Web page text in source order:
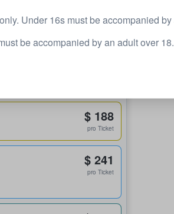
$ 175
$ 188
pro Ticket
$ 241
pro Ticket
Under 16s must be accompanied
be accompanied by an adult over 18.